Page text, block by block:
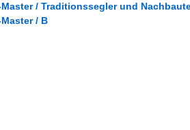
/ Traditionssegler und
/ B